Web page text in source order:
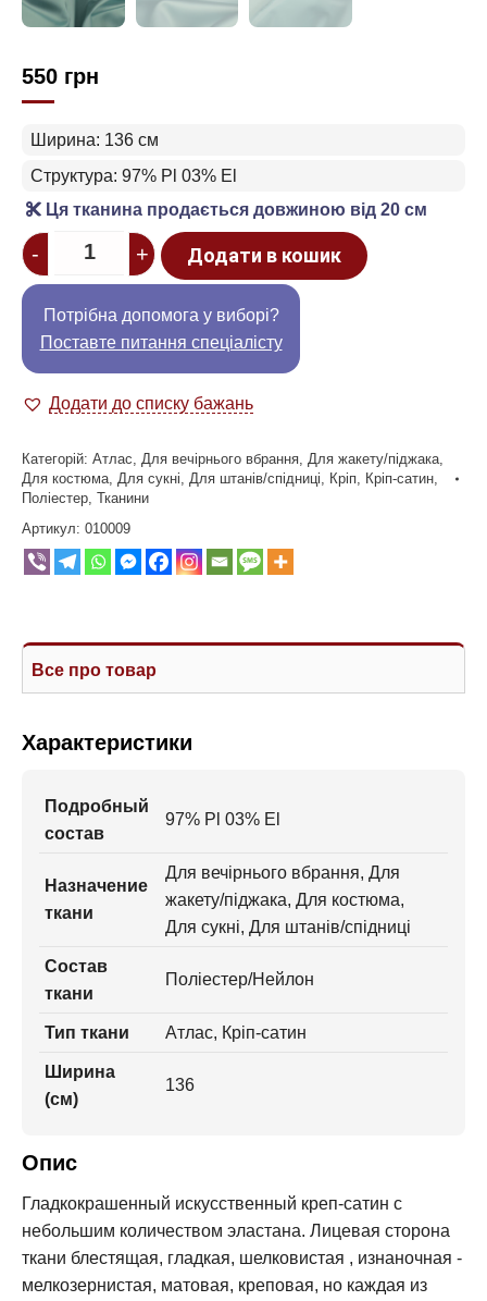
550 грн
Ширина: 136 см
Структура: 97% Pl 03% El
Ця тканина продається довжиною від 20 см
Quantity
- + Додати в кошик
Потрібна допомога у виборі?
Поставте питання спеціалісту
Додати до списку бажань
Категорій: Атлас Для вечірнього вбрання Для жакету/піджака
Для костюма Для сукні Для штанів/спідниці Кріп Кріп-сатин
Поліестер Тканини
Артикул: 010009
Все про товар
Характеристики
Подробный
состав
97% Pl 03% El
Назначение
ткани
Для вечірнього вбрання, Для
жакету/піджака, Для костюма,
Для сукні, Для штанів/спідниці
Состав
ткани
Поліестер/Нейлон
Тип ткани Атлас, Кріп-сатин
Ширина
(см)
136
Опис
Гладкокрашенный искусственный креп-сатин с
небольшим количеством эластана. Лицевая сторона
ткани блестящая, гладкая, шелковистая , изнаночная -
мелкозернистая, матовая, креповая, но каждая из